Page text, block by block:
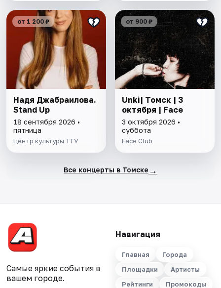
от 1 200 ₽
Надя Джабраилова.
Stand Up
18 сентября 2026 •
пятница
Центр культуры ТГУ
от 900 ₽
Unki| Томск | 3
октября | Face
3 октября 2026 •
суббота
Face Club
Все концерты в Томске →
Самые яркие события в
вашем городе.
Навигация
Главная
Города
Площадки
Артисты
Рейтинги
Промокоды